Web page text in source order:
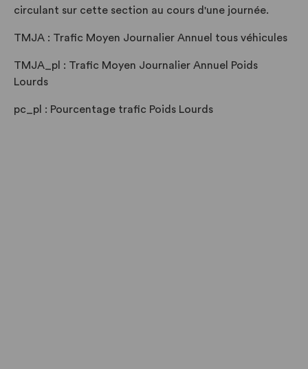
circulant sur cette section au cours d'une journée.
TMJA : Trafic Moyen Journalier Annuel tous véhicules
TMJA_pl : Trafic Moyen Journalier Annuel Poids
Lourds
pc_pl : Pourcentage trafic Poids Lourds